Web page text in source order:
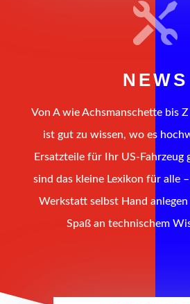

NEWS
Von A wie Achsmanschette bis
ist gut zu wissen, wo es
Ersatzteile für Ihr US-Fahrzeug
sind das kleine Lexikon für alle
Werkstatt selbst Hand
Spaß an technischem